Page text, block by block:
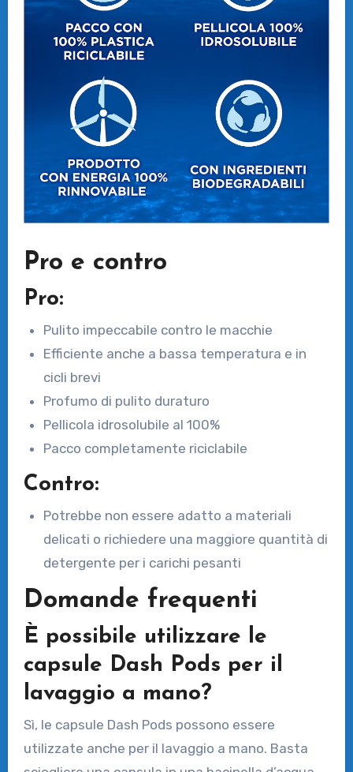
Pro e contro
Pro:
Pulito impeccabile contro le macchie
Efficiente anche a bassa temperatura e in
cicli brevi
Profumo di pulito duraturo
Pellicola idrosolubile al 100%
Pacco completamente riciclabile
Contro:
Potrebbe non essere adatto a materiali
delicati o richiedere una maggiore quantità di
detergente per i carichi pesanti
Domande frequenti
È possibile utilizzare le
capsule Dash Pods per il
lavaggio a mano?
Sì, le capsule Dash Pods possono essere
utilizzate anche per il lavaggio a mano. Basta